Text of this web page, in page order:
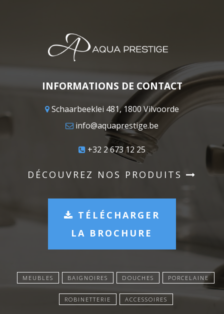
INFORMATIONS DE CONTACT
Schaarbeeklei 481, 1800 Vilvoorde
info@aquaprestige.be
+32 2 673 12 25
DÉCOUVREZ NOS PRODUITS
TÉLÉCHARGER
LA BROCHURE
MEUBLES BAIGNOIRES DOUCHES PORCELAINE
ROBINETTERIE ACCESSOIRES